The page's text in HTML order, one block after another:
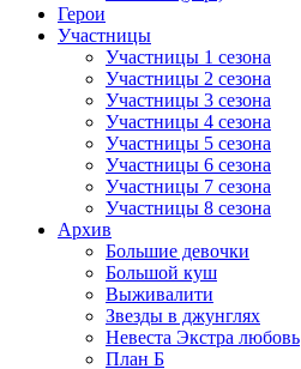
Герои
Участницы
Участницы 1 сезона
Участницы 2 сезона
Участницы 3 сезона
Участницы 4 сезона
Участницы 5 сезона
Участницы 6 сезона
Участницы 7 сезона
Участницы 8 сезона
Архив
Большие девочки
Большой куш
Выживалити
Звезды в джунглях
Невеста Экстра любовь
План Б